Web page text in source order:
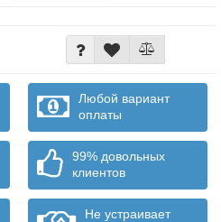
Любой вариант
оплаты
99% довольных
клиентов
Не устраивает